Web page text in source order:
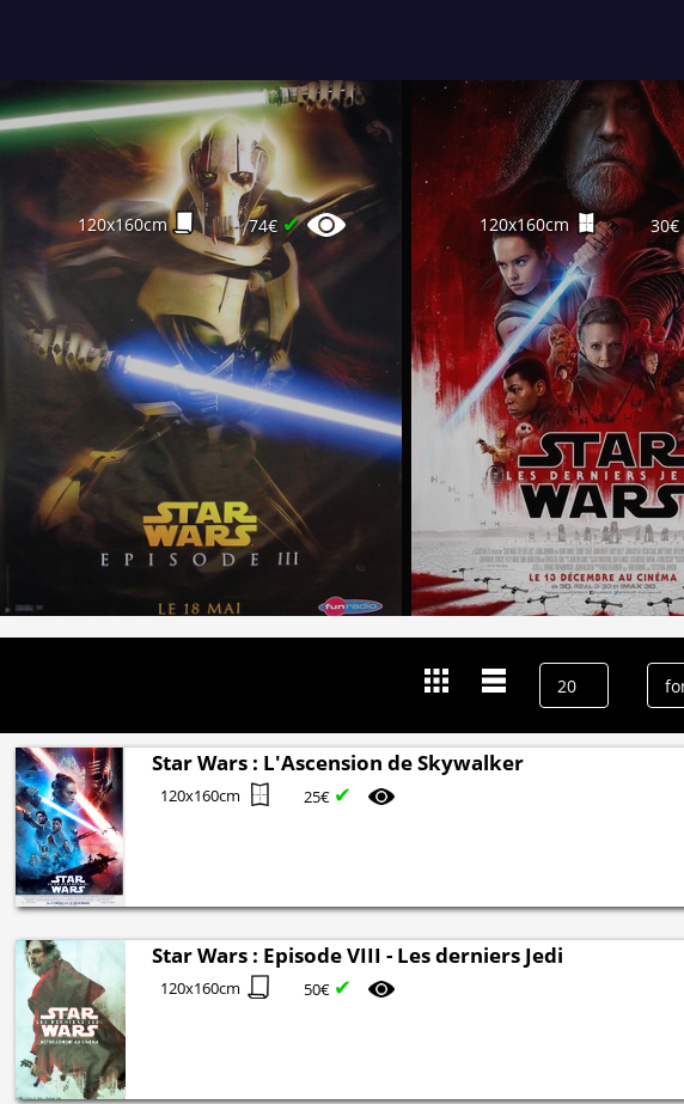
120x160cm 74€ ✔ 120x160cm 30€
Star Wars : L'Ascension de Skywalker
120x160cm 25€ ✔
Star Wars : Episode VIII - Les derniers Jedi
120x160cm 50€ ✔